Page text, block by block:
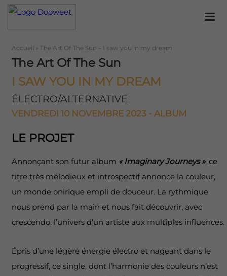
Accueil » The Art Of The Sun – I saw you in my dream
The Art Of The Sun
I SAW YOU IN MY DREAM
ÉLECTRO/ALTERNATIVE
VENDREDI 10 NOVEMBRE 2023 - ALBUM
LE PROJET
Annonçant son futur album « Imaginary Journeys », ce
titre très mélodieux et introspectif annonce la couleur,
un monde onirique empli de douceur. La rythmique
nous prend par la main et nous fait découvrir, avec
crescendo, l’univers d’un artiste aux multiples influences.
Épris d’une légère énergie électro et nageant dans le
progressif, ce single, dont l’harmonie des couleurs n’est